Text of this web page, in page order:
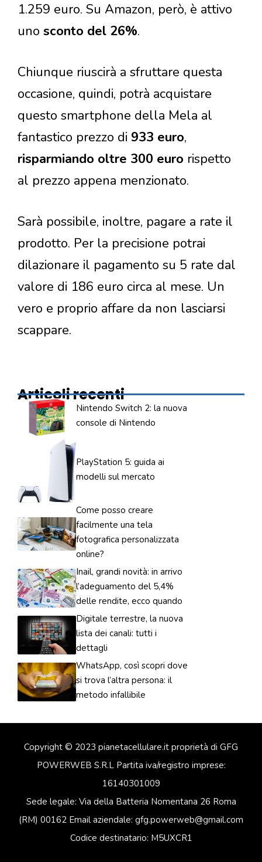
1.259 euro. Su Amazon, però, è attivo
uno sconto del 26%.
Chiunque riuscirà a sfruttare questa
occasione, quindi, potrà acquistare
questo smartphone della Mela al
fantastico prezzo di 933 euro,
risparmiando oltre 300 euro rispetto
al prezzo appena menzionato.
Sarà possibile, inoltre, pagare a rate il
prodotto. Per la precisione potrai
dilazionare il pagamento su 5 rate dal
valore di 186 euro circa al mese. Un
vero e proprio affare da non lasciarsi
scappare.
Articoli recenti
Nintendo Switch 2: la nuova
console di Nintendo
PlayStation 5: guida ai
modelli sul mercato
Come posso creare
facilmente una tela
fotografica personalizzata
online?
Inail, grandi novità: in arrivo
l’adeguamento del 5,4%
delle rendite, ecco quando
Digitale terrestre, la nuova
lista dei canali: tutti i
dettagli
WhatsApp, così scopri dove
si trova l’altra persona: il
metodo infallibile
Copyright © 2023 pianetacellulare.it proprietà di GFG
POWERWEB S.R.L Partita iva/registro imprese:
16140301009
Sede legale: Via della Batteria Nomentana 26 Roma
(RM) 00162 Email aziendale: gfg.powerweb@gmail.com
Codice destinatario: M5UXCR1